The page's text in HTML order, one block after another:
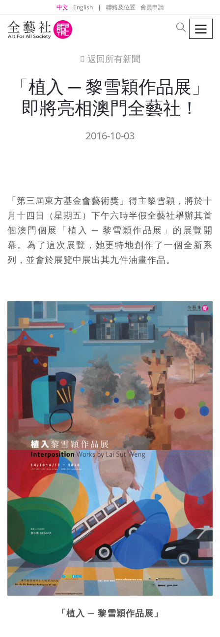
中文 English | 聯絡及位置 會員申請
search
icon
返回所有新聞
「植入 ─ 黎雪穎作品展」
即將亮相澳門全藝社！
2016-10-03
「第三屆東方基金會藝術獎」得主黎雪穎，將於十
月十四日（星期五）下午六時半假全藝社舉辦其首
個澳門個展「植入 ─ 黎雪穎作品展」的展覽開
幕。為了這次展覽，她更特地創作了一個全新系
列，並會於展覽中展出其九件油畫作品。
「植入 ─ 黎雪穎作品展」